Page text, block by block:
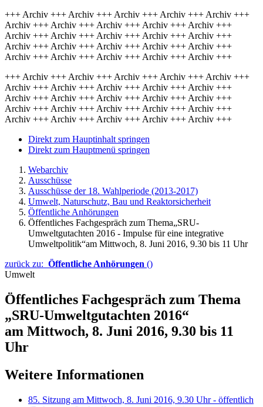
+++ Archiv +++ Archiv +++ Archiv +++ Archiv +++ Archiv +++
Archiv +++ Archiv +++ Archiv +++ Archiv +++ Archiv +++
Archiv +++ Archiv +++ Archiv +++ Archiv +++ Archiv +++
Archiv +++ Archiv +++ Archiv +++ Archiv +++ Archiv +++
Archiv +++ Archiv +++ Archiv +++ Archiv +++ Archiv +++
+++ Archiv +++ Archiv +++ Archiv +++ Archiv +++ Archiv +++
Archiv +++ Archiv +++ Archiv +++ Archiv +++ Archiv +++
Archiv +++ Archiv +++ Archiv +++ Archiv +++ Archiv +++
Archiv +++ Archiv +++ Archiv +++ Archiv +++ Archiv +++
Archiv +++ Archiv +++ Archiv +++ Archiv +++ Archiv +++
Direkt zum Hauptinhalt springen
Direkt zum Hauptmenü springen
Webarchiv
Ausschüsse
Ausschüsse der 18. Wahlperiode (2013-2017)
Umwelt, Naturschutz, Bau und Reaktorsicherheit
Öffentliche Anhörungen
Öffentliches Fachgespräch zum Thema„SRU-
Umweltgutachten 2016 - Impulse für eine integrative
Umweltpolitik“am Mittwoch, 8. Juni 2016, 9.30 bis 11 Uhr
zurück zu: Öffentliche Anhörungen ()
Umwelt
Öffentliches Fachgespräch zum Thema
„SRU-Umweltgutachten 2016“
am Mittwoch, 8. Juni 2016, 9.30 bis 11
Uhr
Weitere Informationen
85. Sitzung am Mittwoch, 8. Juni 2016, 9.30 Uhr - öffentlich